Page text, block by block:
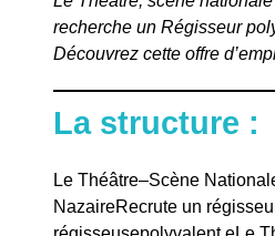
recherche un Régisseur
Découvrez cette offre
La structure :
Le Théâtre–Scène
NazaireRecrute un